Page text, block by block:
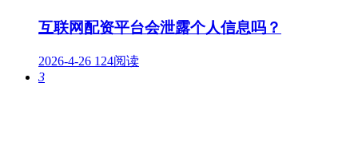
互联网配资平台会泄露个人信息吗？
2026-4-26 124阅读
3